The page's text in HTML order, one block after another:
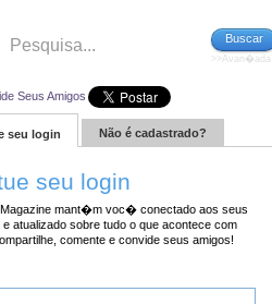
Buscar
>>Avan�ada
Seus Amigos
seu login Não é cadastrado?
seu login
mant�m voc� conectado aos seus
e atualizado sobre tudo o que acontece com
comente e convide seus amigos!